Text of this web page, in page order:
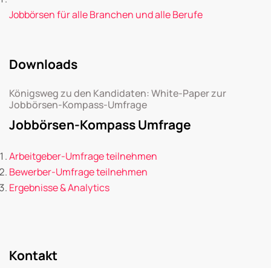
Jobbörsen für alle Branchen und alle Berufe
Downloads
Königsweg zu den Kandidaten: White-Paper zur
Jobbörsen-Kompass-Umfrage
Jobbörsen-Kompass Umfrage
Arbeitgeber-Umfrage teilnehmen
Bewerber-Umfrage teilnehmen
Ergebnisse & Analytics
Kontakt